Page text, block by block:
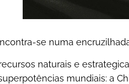
se numa
naturais e
mundiais: a